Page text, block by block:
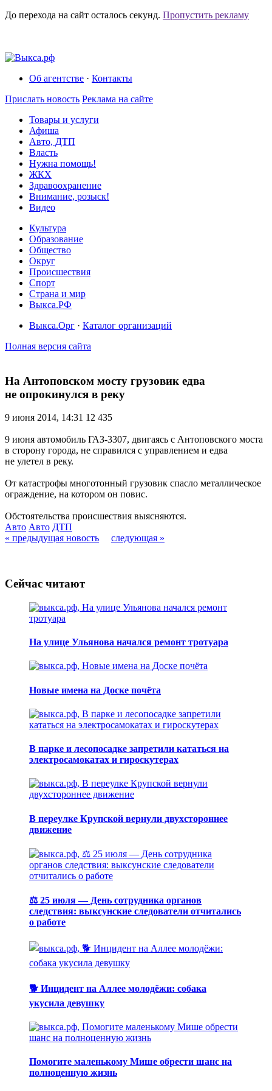
До перехода на сайт осталось секунд. Пропустить рекламу
Об агентстве · Контакты
Прислать новость Реклама на сайте
Товары и услуги
Афиша
Авто, ДТП
Власть
Нужна помощь!
ЖКХ
Здравоохранение
Внимание, розыск!
Видео
Культура
Образование
Общество
Округ
Происшествия
Спорт
Страна и мир
Выкса.РФ
Выкса.Орг · Каталог организаций
Полная версия сайта
На Антоповском мосту грузовик едва
не опрокинулся в реку
9 июня 2014, 14:31 12 435
9 июня автомобиль ГАЗ-3307, двигаясь с Антоповского моста
в сторону города, не справился с управлением и едва
не улетел в реку.
От катастрофы многотонный грузовик спасло металлическое
ограждение, на котором он повис.
Обстоятельства происшествия выясняются.
Авто Авто ДТП
« предыдущая новость
следующая »
Сейчас читают
На улице Ульянова начался ремонт тротуара
Новые имена на Доске почёта
В парке и лесопосадке запретили кататься на
электросамокатах и гироскутерах
В переулке Крупской вернули двухстороннее
движение
⚖️ 25 июля — День сотрудника органов
следствия: выксунские следователи отчитались
о работе
🐕 Инцидент на Аллее молодёжи: собака
укусила девушку
Помогите маленькому Мише обрести шанс на
полноценную жизнь